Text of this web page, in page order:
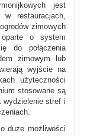
jest
restauracjach,
zimowych
o system
do połączenia
zimowym lub
wyjście na
użyteczności
stosowane są
wydzielenie stref i
duże możliwości